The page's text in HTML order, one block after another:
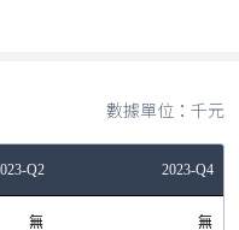
數據單位：千元
Q2 2023-Q4
無 無